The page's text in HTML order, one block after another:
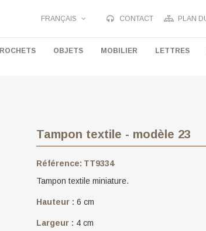
CONTACT PLAN
FRANÇAIS
OBJETS MOBILIER LETTRES
Tampon textile - modèle 23
Référence: TT9334
Tampon textile miniature.
Hauteur : 6 cm
Largeur : 4 cm